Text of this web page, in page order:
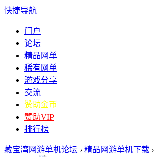
快捷导航
门户
论坛
精品网单
稀有网单
游戏分享
交流
赞助金币
赞助VIP
排行榜
藏宝湾网游单机论坛 › 精品网游单机下载 ›